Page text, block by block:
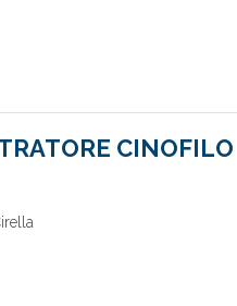
CINOFILO